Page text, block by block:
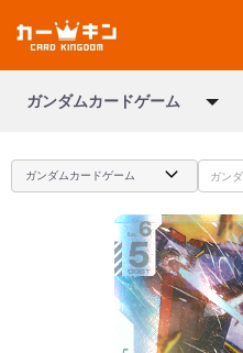
ガンダムカードゲーム